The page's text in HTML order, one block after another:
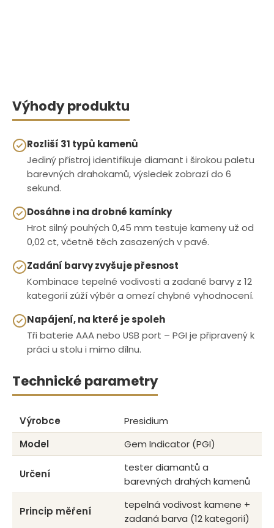
Výhody produktu
Rozliší 31 typů kamenů
Jediný přístroj identifikuje diamant i širokou paletu
barevných drahokamů, výsledek zobrazí do 6
sekund.
Dosáhne i na drobné kamínky
Hrot silný pouhých 0,45 mm testuje kameny už od
0,02 ct, včetně těch zasazených v pavé.
Zadání barvy zvyšuje přesnost
Kombinace tepelné vodivosti a zadané barvy z 12
kategorií zúží výběr a omezí chybné vyhodnocení.
Napájení, na které je spoleh
Tři baterie AAA nebo USB port – PGI je připravený k
práci u stolu i mimo dílnu.
Technické parametry
Výrobce
Presidium
Model
Gem Indicator (PGI)
Určení
tester diamantů a
barevných drahých kamenů
Princip měření
tepelná vodivost kamene +
zadaná barva (12 kategorií)